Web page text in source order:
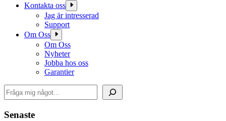
Kontakta oss
Jag är intresserad
Support
Om Oss
Om Oss
Nyheter
Jobba hos oss
Garantier
Sök
Senaste